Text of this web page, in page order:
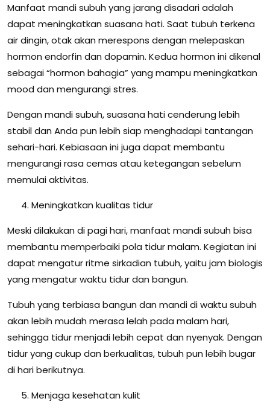
Manfaat mandi subuh yang jarang disadari adalah
dapat meningkatkan suasana hati. Saat tubuh terkena
air dingin, otak akan merespons dengan melepaskan
hormon endorfin dan dopamin. Kedua hormon ini dikenal
sebagai “hormon bahagia” yang mampu meningkatkan
mood dan mengurangi stres.
Dengan mandi subuh, suasana hati cenderung lebih
stabil dan Anda pun lebih siap menghadapi tantangan
sehari-hari. Kebiasaan ini juga dapat membantu
mengurangi rasa cemas atau ketegangan sebelum
memulai aktivitas.
Meningkatkan kualitas tidur
Meski dilakukan di pagi hari, manfaat mandi subuh bisa
membantu memperbaiki pola tidur malam. Kegiatan ini
dapat mengatur ritme sirkadian tubuh, yaitu jam biologis
yang mengatur waktu tidur dan bangun.
Tubuh yang terbiasa bangun dan mandi di waktu subuh
akan lebih mudah merasa lelah pada malam hari,
sehingga tidur menjadi lebih cepat dan nyenyak. Dengan
tidur yang cukup dan berkualitas, tubuh pun lebih bugar
di hari berikutnya.
Menjaga kesehatan kulit